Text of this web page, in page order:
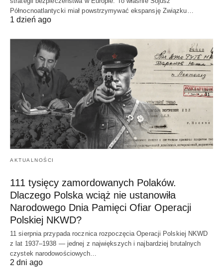
Północnoatlantycki miał powstrzymywać ekspansję Związku…
1 dzień ago
AKTUALNOŚCI
111 tysięcy zamordowanych Polaków.
Dlaczego Polska wciąż nie ustanowiła
Narodowego Dnia Pamięci Ofiar Operacji
Polskiej NKWD?
11 sierpnia przypada rocznica rozpoczęcia Operacji Polskiej NKWD
z lat 1937–1938 — jednej z największych i najbardziej brutalnych
czystek narodowościowych…
2 dni ago